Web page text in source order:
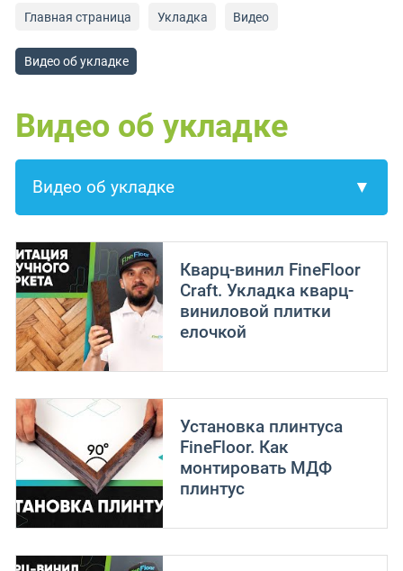
Главная страница Укладка Видео
Видео об укладке
Видео об укладке
Кварц-винил FineFloor
Craft. Укладка кварц-
виниловой плитки
елочкой
Установка плинтуса
FineFloor. Как
монтировать МДФ
плинтус